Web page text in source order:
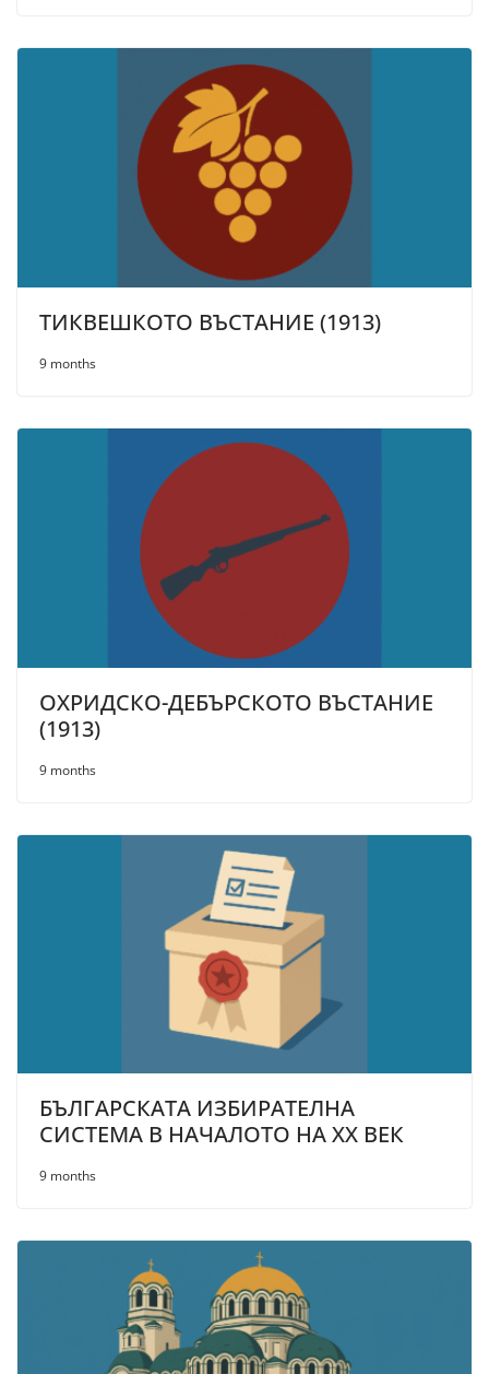
ТИКВЕШКОТО ВЪСТАНИЕ (1913)
9 months
ОХРИДСКО-ДЕБЪРСКОТО ВЪСТАНИЕ
(1913)
9 months
БЪЛГАРСКАТА ИЗБИРАТЕЛНА
СИСТЕМА В НАЧАЛОТО НА XX ВЕК
9 months